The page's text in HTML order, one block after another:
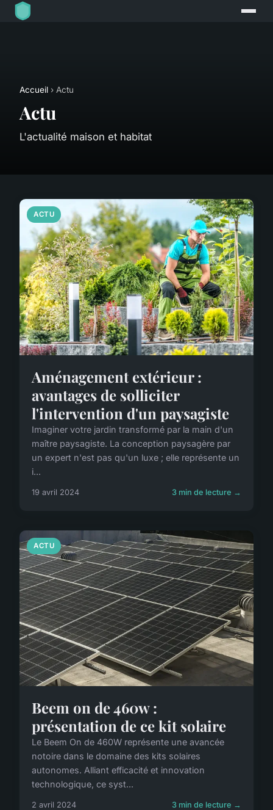
Accueil › Actu
Actu
L'actualité maison et habitat
ACTU
Aménagement extérieur :
avantages de solliciter
l'intervention d'un paysagiste
Imaginer votre jardin transformé par la main d'un
maître paysagiste. La conception paysagère par
un expert n'est pas qu'un luxe ; elle représente un
i...
19 avril 2024 3 min de lecture →
ACTU
Beem on de 460w :
présentation de ce kit solaire
Le Beem On de 460W représente une avancée
notoire dans le domaine des kits solaires
autonomes. Alliant efficacité et innovation
technologique, ce syst...
2 avril 2024 3 min de lecture →